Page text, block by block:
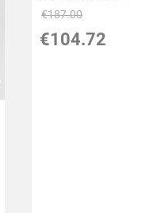
€187.00
€104.72